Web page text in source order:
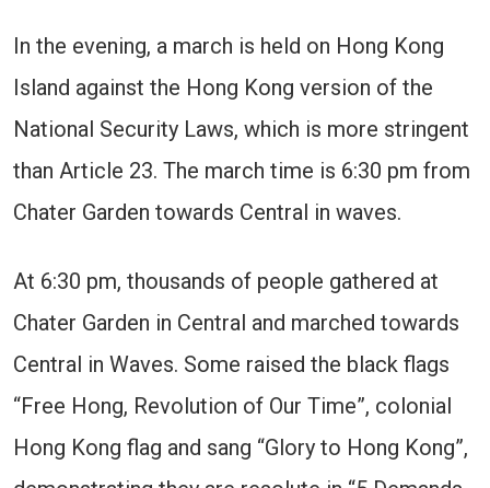
In the evening, a march is held on Hong Kong
Island against the Hong Kong version of the
National Security Laws, which is more stringent
than Article 23. The march time is 6:30 pm from
Chater Garden towards Central in waves.
At 6:30 pm, thousands of people gathered at
Chater Garden in Central and marched towards
Central in Waves. Some raised the black flags
“Free Hong, Revolution of Our Time”, colonial
Hong Kong flag and sang “Glory to Hong Kong”,